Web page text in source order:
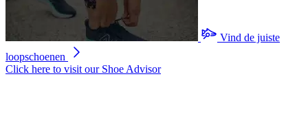
Vind de juiste
loopschoenen
Click here to visit our Shoe Advisor